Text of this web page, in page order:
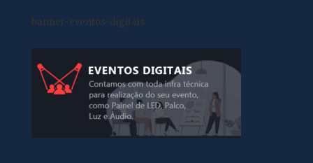
banner-eventos-digitais